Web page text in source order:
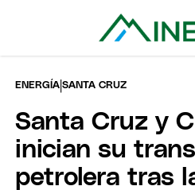
ENERGÍA |SANTA CRUZ
Santa Cruz y
inician su
petrolera tras